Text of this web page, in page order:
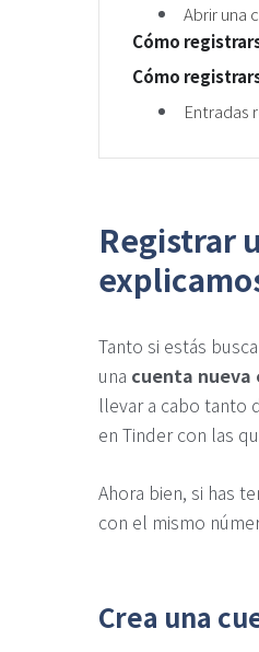
Abrir una
Cómo
Cómo
Entradas
Registrar
Tanto si estás
una cuenta nueva
llevar a cabo tanto
en Tinder con las
Ahora bien, si has
con el mismo
Crea una